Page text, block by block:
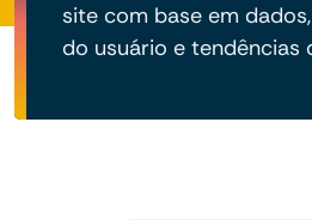
site com base em
do usuário e tendências